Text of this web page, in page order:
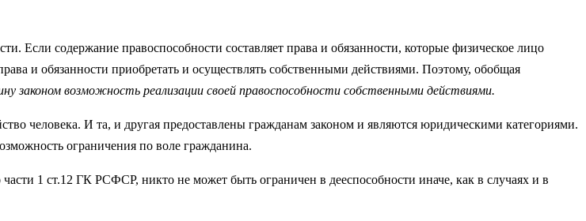
Если содержание правоспособности составляет права и обязанности, которые физическое лицо
и обязанности приобретать и осуществлять собственными действиями. Поэтому, обобщая
законом возможность реализации своей правоспособности собственными действиями.
человека. И та, и другая предоставлены гражданам законом и являются юридическими категориями.
ограничения по воле гражданина.
1 ст.12 ГК РСФСР, никто не может быть ограничен в дееспособности иначе, как в случаях и в